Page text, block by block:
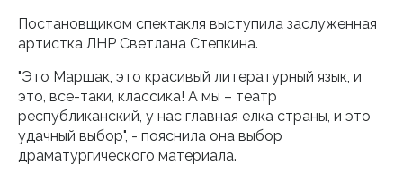
Постановщиком спектакля выступила заслуженная
артистка ЛНР Светлана Степкина.
"Это Маршак, это красивый литературный язык, и
это, все-таки, классика! А мы – театр
республиканский, у нас главная елка страны, и это
удачный выбор", - пояснила она выбор
драматургического материала.